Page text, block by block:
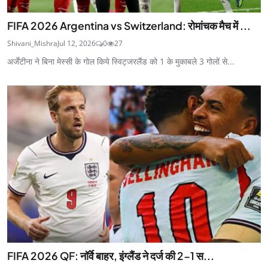
FIFA 2026 Argentina vs Switzerland: रोमांचक मैच में ...
Shivani_MishraJul 12, 2026 0 27
अर्जेंटीना ने बिना मेस्सी के गोल किये स्विट्जरलैंड को 1 के मुकाबले 3 गोलों से...
FIFA 2026 QF: नॉर्वे बाहर, इंग्लैंड ने दर्ज की 2-1 स...